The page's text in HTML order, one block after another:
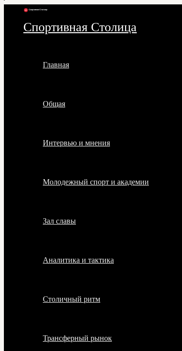
Спортивная Столица
Главная
Общая
Интервью и мнения
Молодежный спорт и академии
Зал славы
Аналитика и тактика
Столичный ритм
Трансферный рынок